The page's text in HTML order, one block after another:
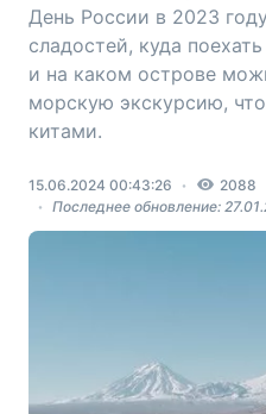
День России в 2023
сладостей, куда
и на каком острове
морскую экскурсию,
китами.
15.06.2024 00:43:26
2088
Последнее обновление: